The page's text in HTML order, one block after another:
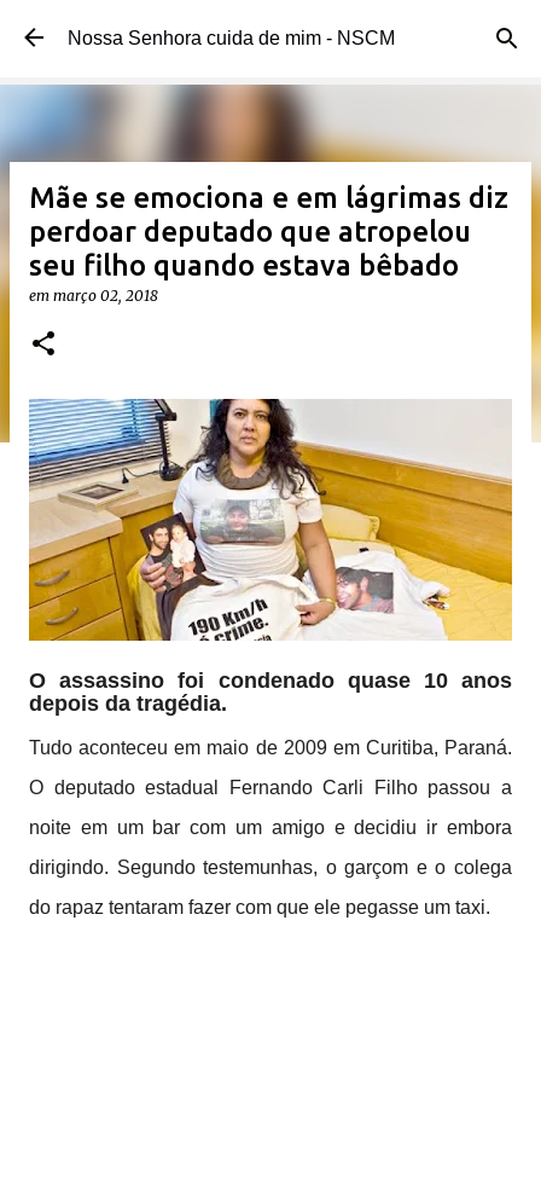
Pular para o conteúdo principal
Nossa Senhora cuida de mim - NSCM
Mãe se emociona e em lágrimas diz
perdoar deputado que atropelou
seu filho quando estava bêbado
em março 02, 2018
O assassino foi condenado quase 10 anos
depois da tragédia.
Tudo aconteceu em maio de 2009 em Curitiba, Paraná.
O deputado estadual Fernando Carli Filho passou a
noite em um bar com um amigo e decidiu ir embora
dirigindo. Segundo testemunhas, o garçom e o colega
do rapaz tentaram fazer com que ele pegasse um taxi.